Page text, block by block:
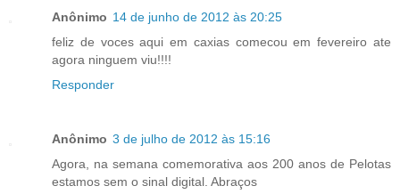
Anônimo 14 de junho de 2012 às 20:25
feliz de voces aqui em caxias comecou em fevereiro ate
agora ninguem viu!!!!
Responder
Anônimo 3 de julho de 2012 às 15:16
Agora, na semana comemorativa aos 200 anos de Pelotas
estamos sem o sinal digital. Abraços